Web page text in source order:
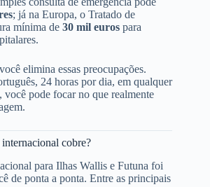
; já na Europa, o Tratado de
mínima de 30 mil euros para
elimina essas preocupações.
24 horas por dia, em qualquer
pode focar no que realmente
cobre?
para Ilhas Wallis e Futuna foi
de ponta a ponta. Entre as principais